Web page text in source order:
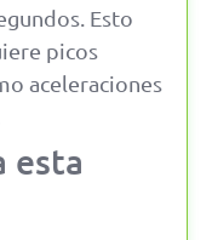
Esto
picos
aceleraciones
esta